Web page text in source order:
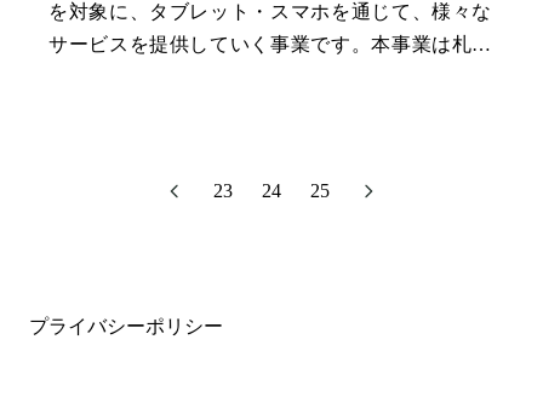
を対象に、タブレット・スマホを通じて、様々な
サービスを提供していく事業です。本事業は札幌
23 24 25
プライバシーポリシー